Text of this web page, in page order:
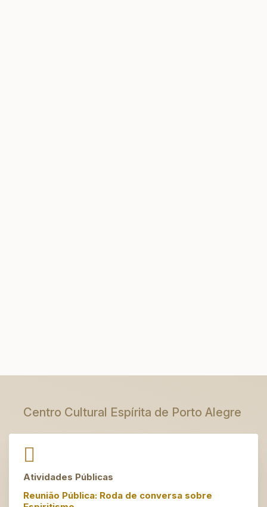
Centro Cultural Espírita de Porto Alegre
Atividades Públicas
Reunião Pública: Roda de conversa sobre